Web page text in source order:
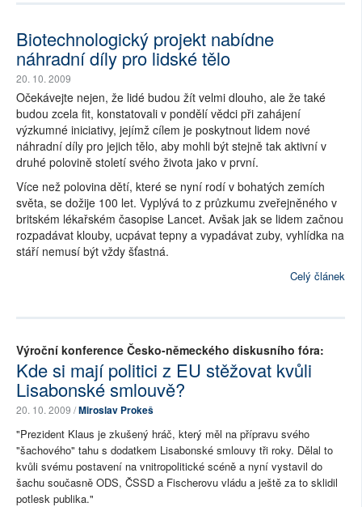
Biotechnologický projekt nabídne
náhradní díly pro lidské tělo
20. 10. 2009
Očekávejte nejen, že lidé budou žít velmi dlouho, ale že také
budou zcela fit, konstatovali v pondělí vědci při zahájení
výzkumné iniciativy, jejímž cílem je poskytnout lidem nové
náhradní díly pro jejich tělo, aby mohli být stejně tak aktivní v
druhé polovině století svého života jako v první.
Více než polovina dětí, které se nyní rodí v bohatých zemích
světa, se dožije 100 let. Vyplývá to z průzkumu zveřejněného v
britském lékařském časopise Lancet. Avšak jak se lidem začnou
rozpadávat klouby, ucpávat tepny a vypadávat zuby, vyhlídka na
stáří nemusí být vždy šťastná.
Celý článek
Výroční konference Česko-německého diskusního fóra:
Kde si mají politici z EU stěžovat kvůli
Lisabonské smlouvě?
20. 10. 2009 /Miroslav Prokeš
"Prezident Klaus je zkušený hráč, který měl na přípravu svého
"šachového" tahu s dodatkem Lisabonské smlouvy tři roky. Dělal to
kvůli svému postavení na vnitropolitické scéně a nyní vystavil do
šachu současně ODS, ČSSD a Fischerovu vládu a ještě za to sklidil
potlesk publika."